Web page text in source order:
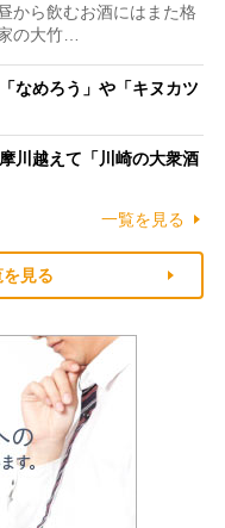
から飲むお酒にはまた格
の大竹…
なめろう」や「キヌカツ
川越えて「川崎の大衆酒
一覧を見る
見る